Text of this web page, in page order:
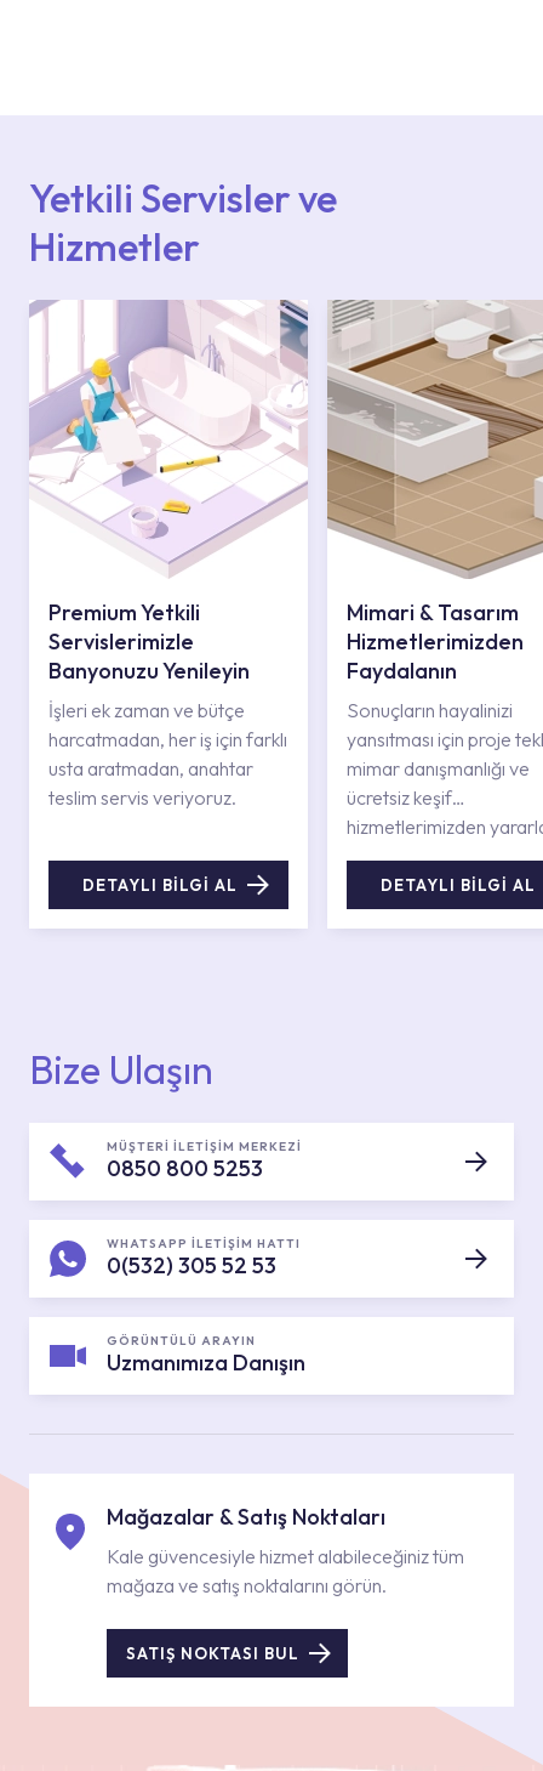
Yetkili Servisler ve
Hizmetler
Premium Yetkili
Servislerimizle
Banyonuzu Yenileyin
İşleri ek zaman ve bütçe
harcatmadan, her iş için farklı
usta aratmadan, anahtar
teslim servis veriyoruz.
DETAYLI BİLGİ AL
Mimari & Tasarım
Hizmetlerimizden
Faydalanın
Sonuçların hayalinizi
yansıtması için proje
mimar danışmanlığı ve
ücretsiz keşif
hizmetlerimizden
DETAYLI BİLGİ AL
Bize Ulaşın
MÜŞTERİ İLETİŞİM MERKEZİ
0850 800 5253
WHATSAPP İLETİŞİM HATTI
0(532) 305 52 53
GÖRÜNTÜLÜ ARAYIN
Uzmanımıza Danışın
Mağazalar & Satış Noktaları
Kale güvencesiyle hizmet alabileceğiniz tüm
mağaza ve satış noktalarını görün.
SATIŞ NOKTASI BUL